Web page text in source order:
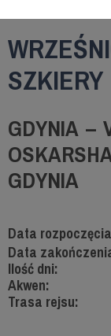
SZKIERY
GDYNIA –
GDYNIA
Data
Data
Ilość dni:
Akwen:
Trasa rejsu: